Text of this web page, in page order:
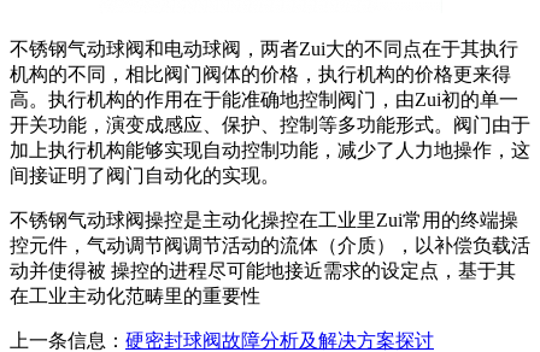
不锈钢气动球阀和电动球阀，两者Zui大的不同点在于其执行
机构的不同，相比阀门阀体的价格，执行机构的价格更来得
高。执行机构的作用在于能准确地控制阀门，由Zui初的单一
开关功能，演变成感应、保护、控制等多功能形式。阀门由于
加上执行机构能够实现自动控制功能，减少了人力地操作，这
间接证明了阀门自动化的实现。
不锈钢气动球阀操控是主动化操控在工业里Zui常用的终端操
控元件，气动调节阀调节活动的流体（介质），以补偿负载活
动并使得被 操控的进程尽可能地接近需求的设定点，基于其
在工业主动化范畴里的重要性
上一条信息： 硬密封球阀故障分析及解决方案探讨